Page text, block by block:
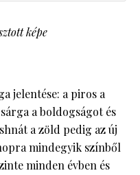
képe
jelentése: a piros a
a boldogságot és
a zöld pedig az új
mindegyik színből
minden évben és